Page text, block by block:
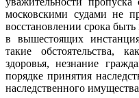
московскими судами не
восстановлении срока
в вышестоящих
такие обстоятельства,
здоровья, незнание
порядке принятия
наследственного